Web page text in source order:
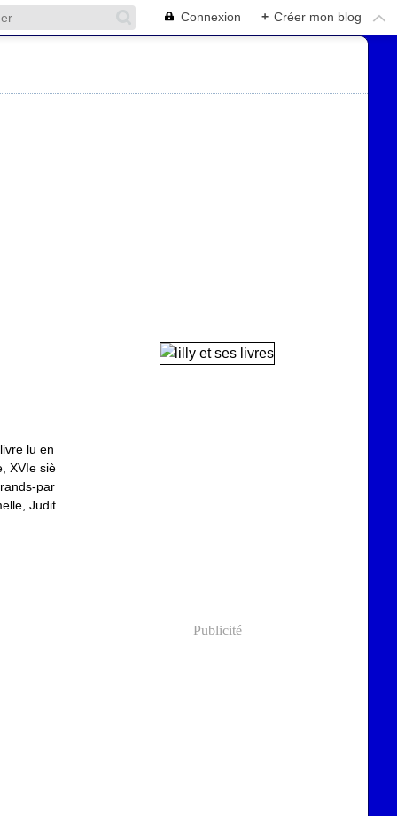
Connexion + Créer mon blog
lu en
XVIe siè
par
Judit
Publicité